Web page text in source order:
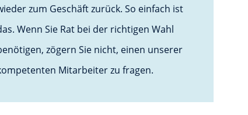
zum Geschäft zurück. So einfach ist
Wenn Sie Rat bei der richtigen Wahl
zögern Sie nicht, einen unserer
Mitarbeiter zu fragen.